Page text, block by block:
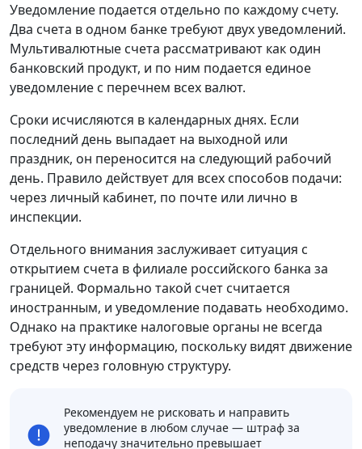
Уведомление подается отдельно по каждому счету.
Два счета в одном банке требуют двух уведомлений.
Мультивалютные счета рассматривают как один
банковский продукт, и по ним подается единое
уведомление с перечнем всех валют.
Сроки исчисляются в календарных днях. Если
последний день выпадает на выходной или
праздник, он переносится на следующий рабочий
день. Правило действует для всех способов подачи:
через личный кабинет, по почте или лично в
инспекции.
Отдельного внимания заслуживает ситуация с
открытием счета в филиале российского банка за
границей. Формально такой счет считается
иностранным, и уведомление подавать необходимо.
Однако на практике налоговые органы не всегда
требуют эту информацию, поскольку видят движение
средств через головную структуру.
Рекомендуем не рисковать и направить
уведомление в любом случае — штраф за
неподачу значительно превышает